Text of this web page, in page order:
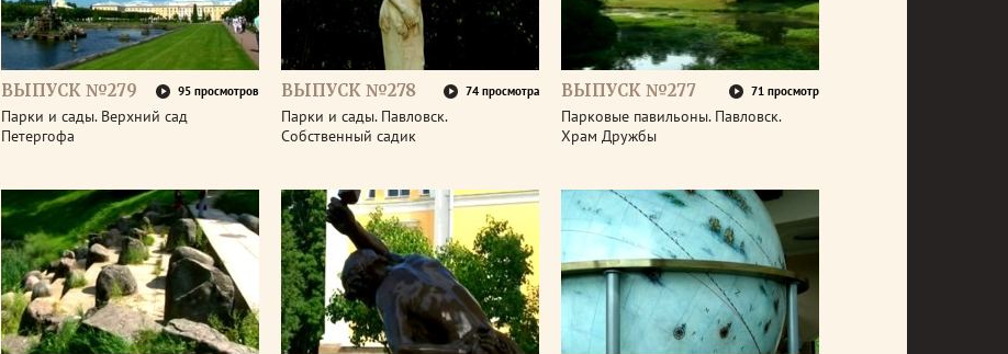
ВЫПУСК №279 95 просмотров
Парки и сады. Верхний сад
Петергофа
ВЫПУСК №278 74 просмотра
Парки и сады. Павловск.
Собственный садик
ВЫПУСК №277 71 просмотр
Парковые павильоны. Павловск.
Храм Дружбы